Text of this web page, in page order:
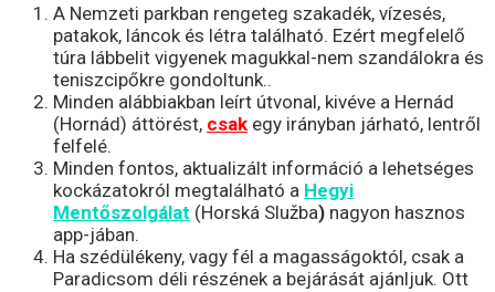
A Nemzeti parkban rengeteg szakadék, vízesés,
patakok, láncok és létra található. Ezért megfelelő
túra lábbelit vigyenek magukkal-nem szandálokra és
teniszcipőkre gondoltunk..
Minden alábbiakban leírt útvonal, kivéve a Hernád
(Hornád) áttörést, csak egy irányban járható, lentről
felfelé.
Minden fontos, aktualizált információ a lehetséges
kockázatokról megtalálható a Hegyi
Mentőszolgálat (Horská Služba) nagyon hasznos
app-jában.
Ha szédülékeny, vagy fél a magasságoktól, csak a
Paradicsom déli részének a bejárását ajánljuk. Ott